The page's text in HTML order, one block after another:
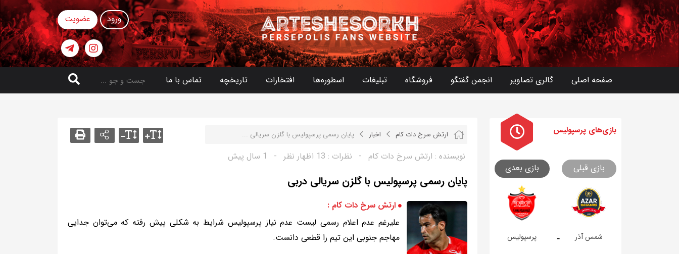
ورود عضویت
صفحه اصلی گالری تصاویر انجمن گفتگو فروشگاه تبلیغات اسطوره‌ها افتخارات تاریخچه تماس با ما
ارتش سرخ دات کام اخبار پایان رسمی پرسپوليس با گلزن سریالی ...
نویسنده : ارتش سرخ دات کام - نظرات : 13 اظهار نظر - 1 سال پیش
پایان رسمی پرسپوليس با گلزن سریالی دربی
ارتش سرخ دات کام :
علیرغم عدم اعلام رسمی لیست عدم نیاز پرسپوليس شرایط به شکلی پیش رفته که می‌توان جدایی
مهاجم جنوبی این تیم را قطعی دانست.
بازی های پرسپولیس
بازی قبلی بازی بعدی
- شمس آذر پرسپولیس